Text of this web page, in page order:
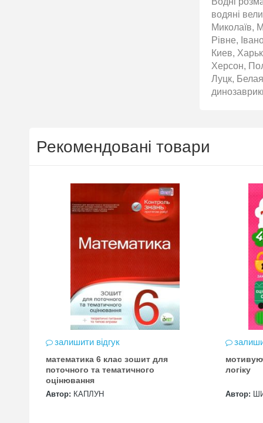
водяні
Миколаїв,
Рівне,
Киев,
Херсон,
Луцк,
Рекомендовані товари
залишити відгук
математика 6 клас зошит для
поточного та тематичного
оцінювання
Автор: КАПЛУН
логіку
Автор: